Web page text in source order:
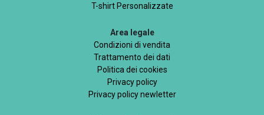
T-shirt Personalizzate
Area legale
Condizioni di vendita
Trattamento dei dati
Politica dei cookies
Privacy policy
Privacy policy newletter